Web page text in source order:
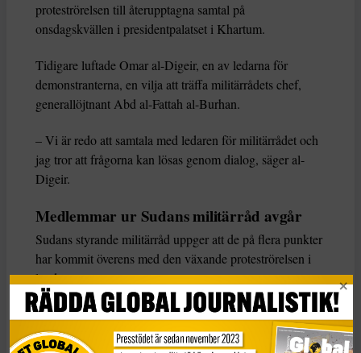
proteströrelsen till återupptagna samtal på
onsdagskvällen i presidentpalatset i Khartum.
Tidigare luftade Omar al-Digeir, en av ledarna för
demonstranterna, en vilja att träffa militärrådets chef,
generallöjtnant Abd al-Fattah al-Burhan.
– Vi är redo att samtala med ledaren för militärrådet och
jag tror att frågorna kan lösas genom dialog, säger al-
Digeir.
Medlemmar ur Sudans militärråd avgår
Sudans styrande militärråd uppger att de på flera punkter
har kommit överens med den växande proteströrelsen i
landet.
– Vi har nått en överenskommelse om de flesta av de
krav som lades fram i det dokument proteströrelsen